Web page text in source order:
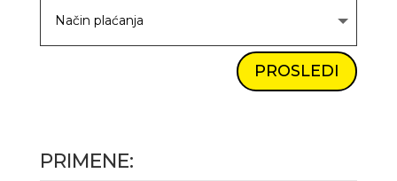
PROSLEDI
PRIMENE: